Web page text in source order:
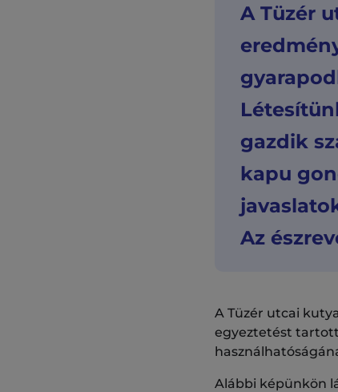
A Tüzér
gazdik
kapu
Az
A Tüzér utcai
egyeztetést
Alábbi képünkön